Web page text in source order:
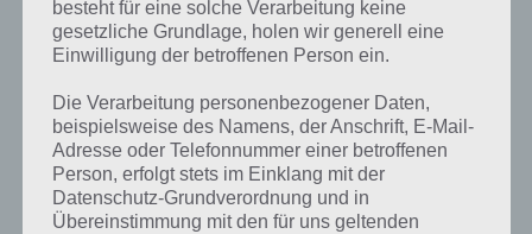
finden!
Du findest Lösungen auch ohne unsere Hilfe, indem du in der App
Münzen einsetzt. Da diese jedoch begrenzt sind, hast du hier stets
die Möglichkeit alle Antworten zu finden!
besteht für eine solche Verarbeitung keine
gesetzliche Grundlage, holen wir generell eine
Einwilligung der betroffenen Person ein.
Die Verarbeitung personenbezogener Daten,
beispielsweise des Namens, der Anschrift, E-Mail-
Adresse oder Telefonnummer einer betroffenen
Person, erfolgt stets im Einklang mit der
Datenschutz-Grundverordnung und in
Übereinstimmung mit den für uns geltenden